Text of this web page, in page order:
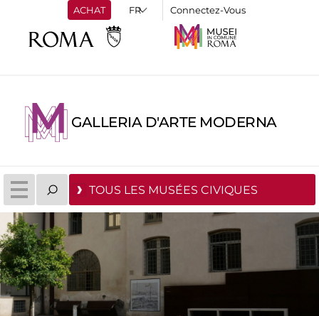
ACHAT Connectez-Vous
GALLERIA D'ARTE MODERNA
TOUS LES MUSÉES CIVIQUES